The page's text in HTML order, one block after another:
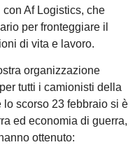
Af Logistics, che
per fronteggiare il
di vita e lavoro.
organizzazione
tutti i camionisti della
scorso 23 febbraio si è
ed economia di guerra,
ottenuto: